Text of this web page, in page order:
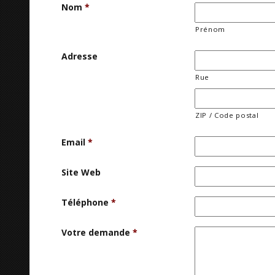
Nom *
Prénom
Adresse
Rue
ZIP / Code postal
Email *
Site Web
Téléphone *
Votre demande *